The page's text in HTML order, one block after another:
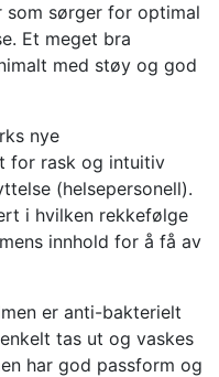
som sørger for optimal
Et meget bra
med støy og god
nye
for rask og intuitiv
(helsepersonell).
i hvilken rekkefølge
innhold for å få av
er anti-bakterielt
tas ut og vaskes
har god passform og